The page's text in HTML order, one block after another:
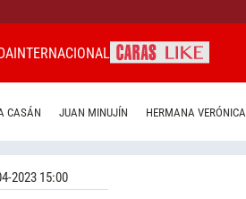
INTERNACIONAL
CASÁN JUAN MINUJÍN HERMANA VERÓNICA
2023 15:00